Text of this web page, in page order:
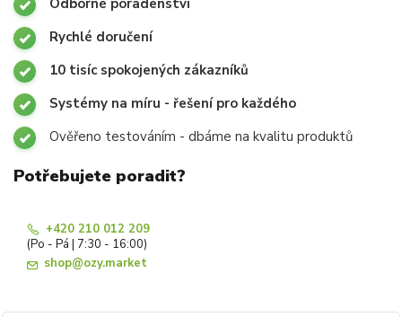
Odborné poradenství
Rychlé doručení
10 tisíc spokojených zákazníků
Systémy na míru - řešení pro každého
Ověřeno testováním - dbáme na kvalitu produktů
Potřebujete poradit?
+420 210 012 209
(Po - Pá | 7:30 - 16:00)
shop@ozy.market